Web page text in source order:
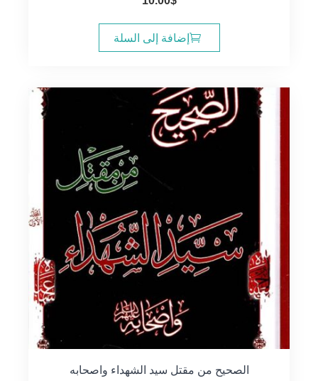
إضافة إلى السلة
الصحيح من مقتل سيد الشهداء واصحابه